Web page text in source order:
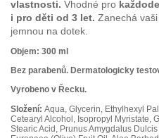
vlastnosti. Vhodné pro
i pro děti od 3 let. Zanechá
jemnou na dotek.
Objem: 300 ml
Bez parabenů. Dermatologicky
Vyrobeno v Řecku.
Složení: Aqua, Glycerin, Ethylhexyl
Cetearyl Alcohol, Isopropyl Myristate,
Stearic Acid, Prunus Amygdalus